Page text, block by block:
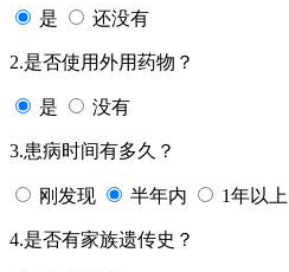
是 还没有
2.是否使用外用药物？
是 没有
3.患病时间有多久？
刚发现 半年内 1年以上
4.是否有家族遗传史？